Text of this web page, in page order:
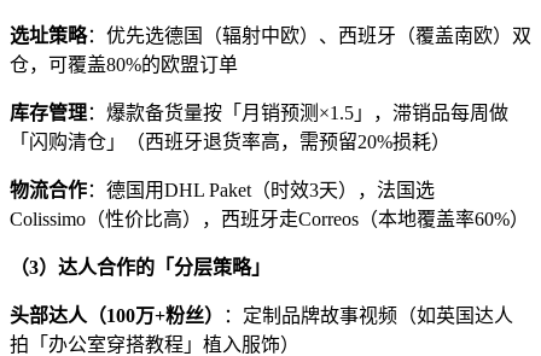
选址策略：优先选德国（辐射中欧）、西班牙（覆盖南欧）双
仓，可覆盖80%的欧盟订单
库存管理：爆款备货量按「月销预测 ×1.5 」，滞销品每周做
「闪购清仓」（西班牙退货率高，需预留20%损耗）
物流合作：德国用DHL Paket （时效3天），法国选
Colissimo （性价比高），西班牙走Correos （本地覆盖率60%）
（3）达人合作的「分层策略」
头部达人（100万+粉丝）
：定制品牌故事视频（如英国达人
拍「办公室穿搭教程」植入服饰）